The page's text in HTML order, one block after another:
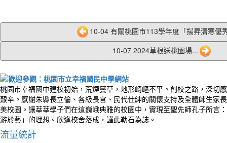
10-04 有關桃園市113學年度「揚昇清寒優
10-07 2024草根送桃園場...
桃園市幸福國中建校初始，荒煙蔓草，地形崎嶇不平。創校之路，深切
艱辛。感謝朱縣長立倫、各級長官、民代仕紳的關懷支持及全體師生家
美校園。讓莘莘學子們在這巍峨典雅的校園中，實現至聖先師孔子所言
游於藝」的理想。欣逢校舍落成，謹此勒石為誌。
流量統計